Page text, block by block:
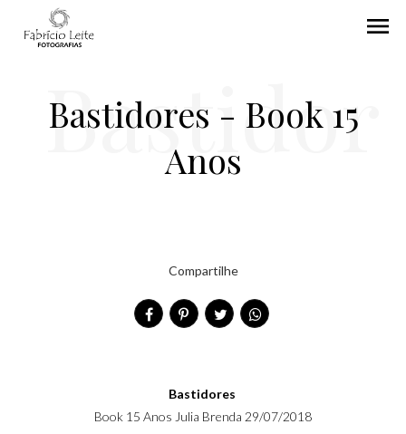
menu
Bastidores - Book 15
Anos
Bastidor
es -
Book 15
Compartilhe
Bastidores
Book 15 Anos Julia Brenda 29/07/2018